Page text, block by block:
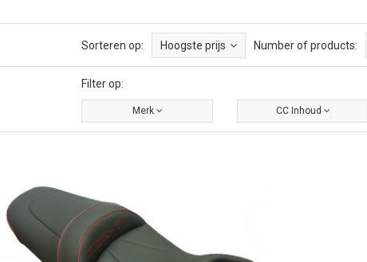
Sorteren op: Hoogste prijs Number of products:
Filter op:
Merk CC Inhoud